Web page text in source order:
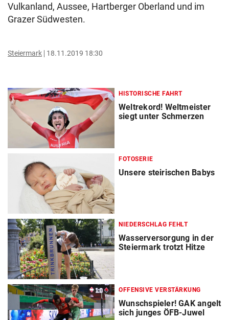
Vulkanland, Aussee, Hartberger Oberland und im
Grazer Südwesten.
Steiermark 18.11.2019 18:30
HISTORISCHE FAHRT
Weltrekord! Weltmeister
siegt unter Schmerzen
FOTOSERIE
Unsere steirischen Babys
NIEDERSCHLAG FEHLT
Wasserversorgung in der
Steiermark trotzt Hitze
OFFENSIVE VERSTÄRKUNG
Wunschspieler! GAK angelt
sich junges ÖFB-Juwel